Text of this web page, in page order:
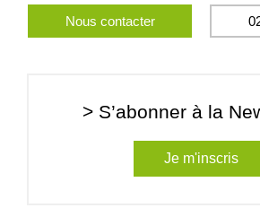
Nous contacter
> S’abonner à la
Je m'inscris